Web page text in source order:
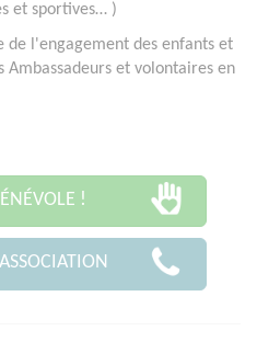
et sportives… )
de l'engagement des enfants et
Ambassadeurs et volontaires en
!